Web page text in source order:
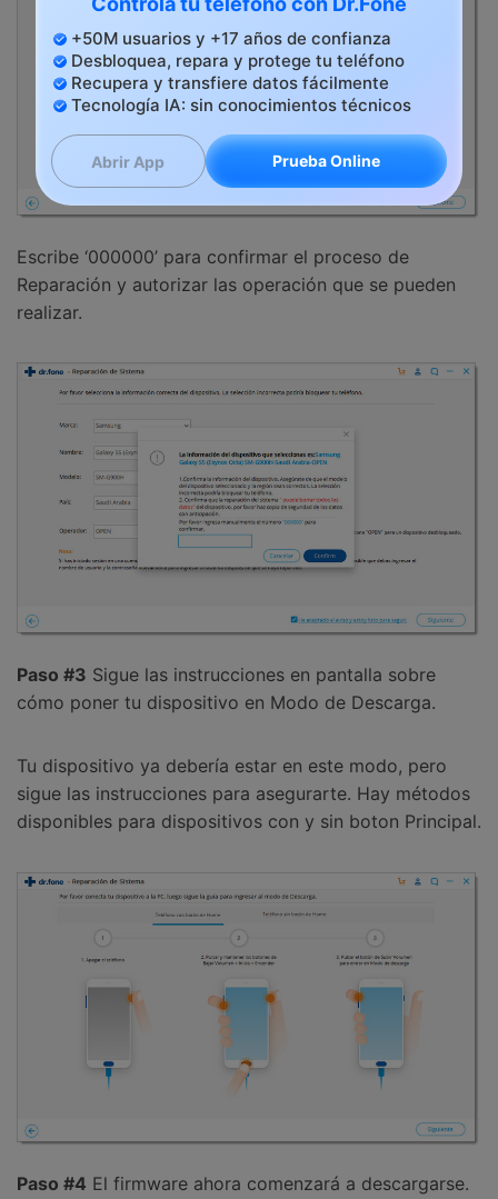
Escribe ‘000000’ para confirmar el proceso de
Reparación y autorizar las operación que se pueden
realizar.
Paso #3 Sigue las instrucciones en pantalla sobre
cómo poner tu dispositivo en Modo de Descarga.
Tu dispositivo ya debería estar en este modo, pero
sigue las instrucciones para asegurarte. Hay métodos
disponibles para dispositivos con y sin boton Principal.
Paso #4 El firmware ahora comenzará a descargarse.
+50M usuarios y +17 años de confianza
Desbloquea, repara y protege tu teléfono
Recupera y transfiere datos fácilmente
Tecnología IA: sin conocimientos técnicos
Abrir App Prueba Online